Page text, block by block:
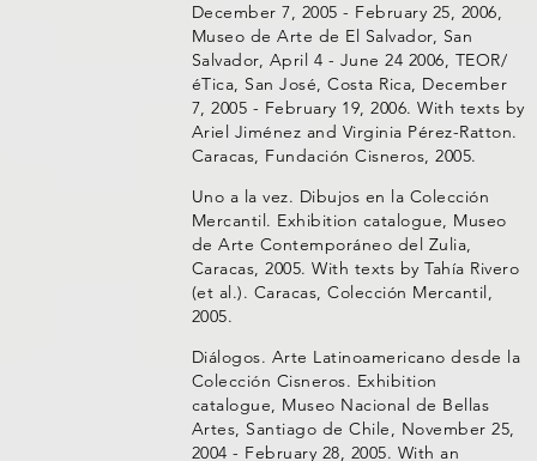
December 7, 2005 - February 25, 2006,
Museo de Arte de El Salvador, San
Salvador, April 4 - June 24 2006, TEOR/
éTica, San José, Costa Rica, December
7, 2005 - February 19, 2006. With texts by
Ariel Jiménez and Virginia Pérez-Ratton.
Caracas, Fundación Cisneros, 2005.
Uno a la vez. Dibujos en la Colección
Mercantil. Exhibition catalogue, Museo
de Arte Contemporáneo del Zulia,
Caracas, 2005. With texts by Tahía Rivero
(et al.). Caracas, Colección Mercantil,
2005.
Diálogos. Arte Latinoamericano desde la
Colección Cisneros. Exhibition
catalogue, Museo Nacional de Bellas
Artes, Santiago de Chile, November 25,
2004 - February 28, 2005. With an